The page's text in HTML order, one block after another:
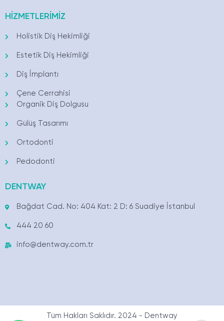
HİZMETLERİMİZ
Holistik Diş Hekimliği
Estetik Diş Hekimliği
Diş İmplantı
Çene Cerrahisi
Organik Diş Dolgusu
Gülüş Tasarımı
Ortodonti
Pedodonti
DENTWAY
Bağdat Cad. No: 404 Kat: 2 D: 6 Suadiye İstanbul
444 20 60
info@dentway.com.tr
Tüm Hakları Saklıdır. 2024 - Dentway